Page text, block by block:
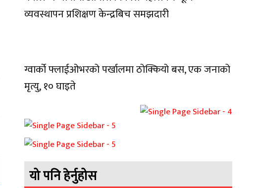
व्यवस्थापन प्रशिक्षण केन्द्रबिच समझदारी
ग्वार्को फ्लाईओभरको पर्खालमा ठोक्कियो बस, एक जनाको
मृत्यु, १० घाइते
यो पनि हेर्नुहोस